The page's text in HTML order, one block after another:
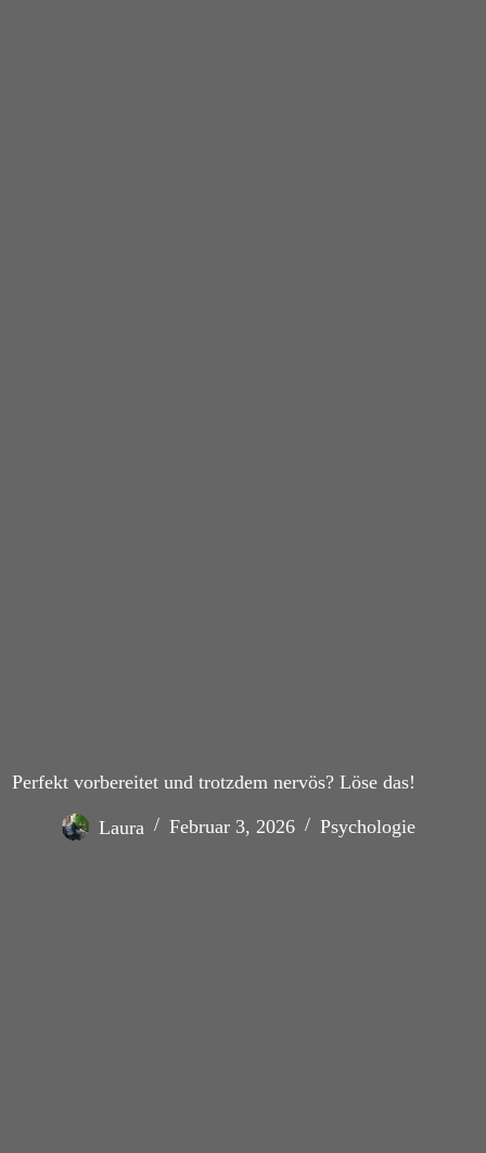
Perfekt vorbereitet und trotzdem nervös? Löse das!
Laura Februar 3, 2026 Psychologie